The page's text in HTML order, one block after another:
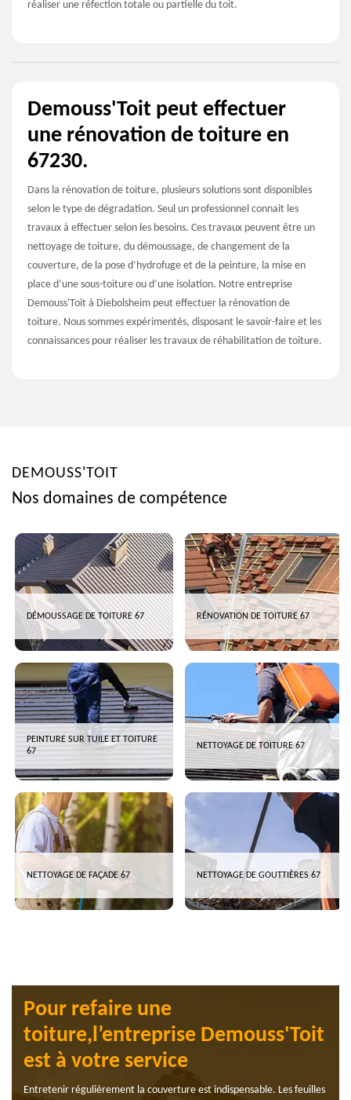
réaliser une réfection totale ou partielle du toit.
Demouss'Toit peut effectuer
une rénovation de toiture en
67230.
Dans la rénovation de toiture, plusieurs solutions sont disponibles
selon le type de dégradation. Seul un professionnel connait les
travaux à effectuer selon les besoins. Ces travaux peuvent être un
nettoyage de toiture, du démoussage, de changement de la
couverture, de la pose d’hydrofuge et de la peinture, la mise en
place d’une sous-toiture ou d’une isolation. Notre entreprise
Demouss'Toit à Diebolsheim peut effectuer la rénovation de
toiture. Nous sommes expérimentés, disposant le savoir-faire et les
connaissances pour réaliser les travaux de réhabilitation de toiture.
DEMOUSS'TOIT
Nos domaines de compétence
DÉMOUSSAGE DE TOITURE 67 RÉNOVATION DE TOITURE 67
PEINTURE SUR TUILE ET TOITURE
67
NETTOYAGE DE TOITURE 67
NETTOYAGE DE FAÇADE 67 NETTOYAGE DE GOUTTIÈRES 67
Pour refaire une
toiture,l’entreprise Demouss'Toit
est à votre service
Entretenir régulièrement la couverture est indispensable. Les feuilles